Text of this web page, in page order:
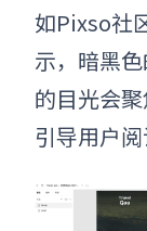
如Pixso社
示，暗黑
的目光会聚
引导用户阅